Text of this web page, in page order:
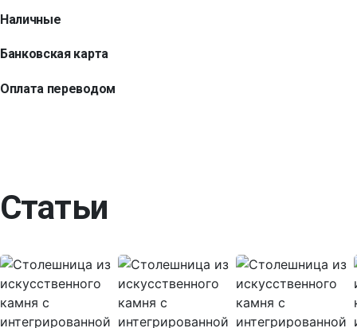
Наличные
Банковская карта
Оплата переводом
Статьи